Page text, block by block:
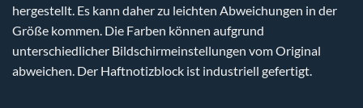
hergestellt. Es kann daher zu leichten Abweichungen in der
Größe kommen. Die Farben können aufgrund
unterschiedlicher Bildschirmeinstellungen vom Original
abweichen. Der Haftnotizblock ist industriell gefertigt.